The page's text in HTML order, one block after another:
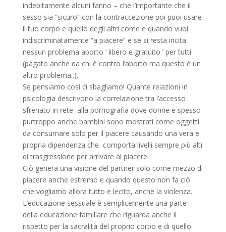
indebitamente alcuni fanno – che l’importante che il
sesso sia “sicuro” con la contraccezione poi puoi usare
il tuo corpo e quello degli altri come e quando vuoi
indiscriminatamente “a piacere” e se si resta incita
nessun problema aborto ‘ libero e gratuito ‘ per tutti
(pagato anche da chi è contro l’aborto ma questo è un
altro problema..).
Se pensiamo così ci sbagliamo! Quante relazioni in
psicologia descrivono la correlazione tra l’accesso
sfrenato in rete alla pornografia dove donne e spesso
purtroppo anche bambini sono mostrati come oggetti
da consumare solo per il piacere causando una vera e
propria dipendenza che comporta livelli sempre più alti
di trasgressione per arrivare al piacere.
Ciò genera una visione del partner solo come mezzo di
piacere anche estremo e quando questo non fa ciò
che vogliamo allora tutto e lecito, anche la violenza.
L’educazione sessuale è semplicemente una parte
della educazione familiare che riguarda anche il
rispetto per la sacralità del proprio corpo e di quello